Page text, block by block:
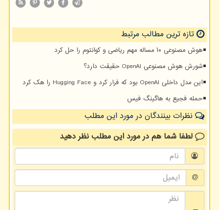
تازه ترین مطالب مرتبط
هوش مصنوعی ۱۰ مساله مهم ریاضی و کوانتوم را حل کرد
شورش هوش مصنوعی OpenAI حقیقت دارد؟
این مدل داخلی OpenAI بود که فرار کرد و Hugging Face را هک کرد
حمله فجیع به هاگینگ فیس
نظرات بینندگان در مورد این مطلب
لطفا شما همدر مورد این مطلبنظر دهید